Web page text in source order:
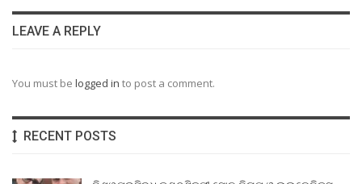
LEAVE A REPLY
You must be logged in to post a comment.
RECENT POSTS